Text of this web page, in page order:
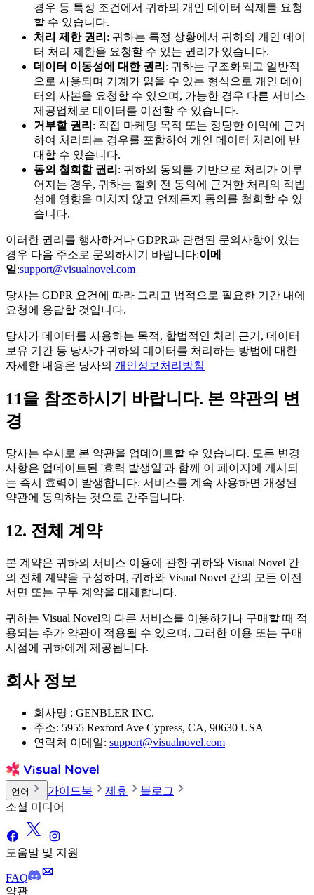
경우 등 특정 조건에서 귀하의 개인 데이터 삭제를 요청
할 수 있습니다.
처리 제한 권리 : 귀하는 특정 상황에서 귀하의 개인 데이
터 처리 제한을 요청할 수 있는 권리가 있습니다.
데이터 이동성에 대한 권리 : 귀하는 구조화되고 일반적
으로 사용되며 기계가 읽을 수 있는 형식으로 개인 데이
터의 사본을 요청할 수 있으며, 가능한 경우 다른 서비스
제공업체로 데이터를 이전할 수 있습니다.
거부할 권리 : 직접 마케팅 목적 또는 정당한 이익에 근거
하여 처리되는 경우를 포함하여 개인 데이터 처리에 반
대할 수 있습니다.
동의 철회할 권리 : 귀하의 동의를 기반으로 처리가 이루
어지는 경우, 귀하는 철회 전 동의에 근거한 처리의 적법
성에 영향을 미치지 않고 언제든지 동의를 철회할 수 있
습니다.
이러한 권리를 행사하거나 GDPR과 관련된 문의사항이 있는
경우 다음 주소로 문의하시기 바랍니다:이메
일 :support@visualnovel.com
당사는 GDPR 요건에 따라 그리고 법적으로 필요한 기간 내에
요청에 응답할 것입니다.
당사가 데이터를 사용하는 목적, 합법적인 처리 근거, 데이터
보유 기간 등 당사가 귀하의 데이터를 처리하는 방법에 대한
자세한 내용은 당사의 개인정보처리방침
11을 참조하시기 바랍니다. 본 약관의 변
경
당사는 수시로 본 약관을 업데이트할 수 있습니다. 모든 변경
사항은 업데이트된 '효력 발생일'과 함께 이 페이지에 게시되
는 즉시 효력이 발생합니다. 서비스를 계속 사용하면 개정된
약관에 동의하는 것으로 간주됩니다.
12. 전체 계약
본 계약은 귀하의 서비스 이용에 관한 귀하와 Visual Novel 간
의 전체 계약을 구성하며, 귀하와 Visual Novel 간의 모든 이전
서면 또는 구두 계약을 대체합니다.
귀하는 Visual Novel의 다른 서비스를 이용하거나 구매할 때 적
용되는 추가 약관이 적용될 수 있으며, 그러한 이용 또는 구매
시점에 귀하에게 제공됩니다.
회사 정보
회사명 : GENBLER INC.
주소: 5955 Rexford Ave Cypress, CA, 90630 USA
연락처 이메일: support@visualnovel.com
언어 가이드북 제휴
블로그
소셜 미디어
도움말 및 지원
FAQ
약관